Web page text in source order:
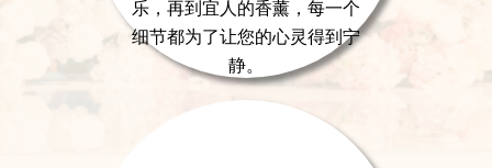
乐，再到宜人的香薰，每一个
细节都为了让您的心灵得到宁
静。